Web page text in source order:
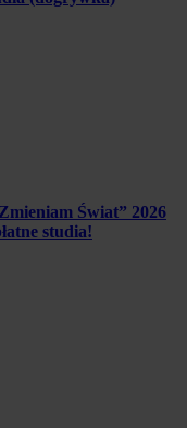
Świat” 2026
studia!